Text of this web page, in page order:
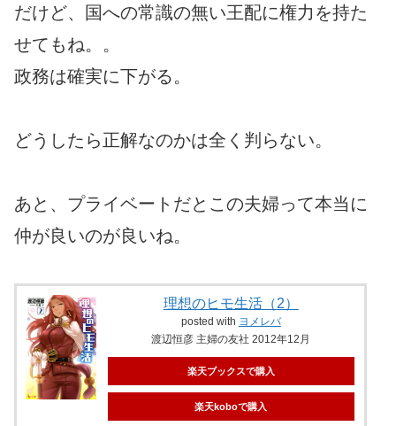
だけど、国への常識の無い王配に権力を持た
せてもね。。
政務は確実に下がる。
どうしたら正解なのかは全く判らない。
あと、プライベートだとこの夫婦って本当に
仲が良いのが良いね。
理想のヒモ生活（2）
posted with ヨメレバ
渡辺恒彦 主婦の友社 2012年12月
楽天ブックスで購入
楽天koboで購入